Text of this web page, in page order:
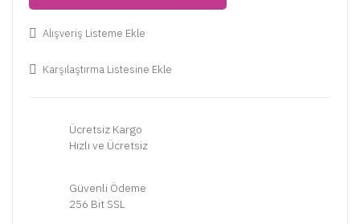
Alışveriş Listeme Ekle
Karşılaştırma Listesine Ekle
Ücretsiz Kargo
Hızlı ve Ücretsiz
Güvenli Ödeme
256 Bit SSL